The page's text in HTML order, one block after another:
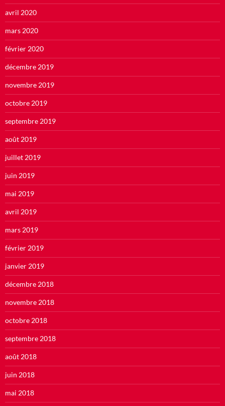
avril 2020
mars 2020
février 2020
décembre 2019
novembre 2019
octobre 2019
septembre 2019
août 2019
juillet 2019
juin 2019
mai 2019
avril 2019
mars 2019
février 2019
janvier 2019
décembre 2018
novembre 2018
octobre 2018
septembre 2018
août 2018
juin 2018
mai 2018